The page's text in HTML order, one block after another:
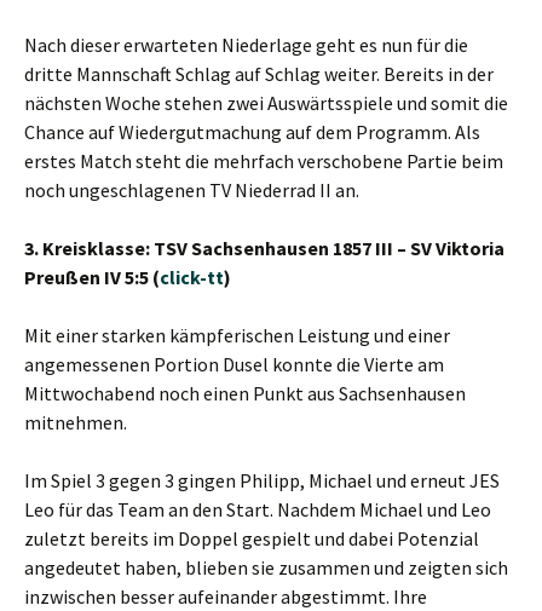
Nach dieser erwarteten Niederlage geht es nun für die
dritte Mannschaft Schlag auf Schlag weiter. Bereits in der
nächsten Woche stehen zwei Auswärtsspiele und somit die
Chance auf Wiedergutmachung auf dem Programm. Als
erstes Match steht die mehrfach verschobene Partie beim
noch ungeschlagenen TV Niederrad II an.
3. Kreisklasse: TSV Sachsenhausen 1857 III – SV Viktoria
Preußen IV 5:5 (click-tt)
Mit einer starken kämpferischen Leistung und einer
angemessenen Portion Dusel konnte die Vierte am
Mittwochabend noch einen Punkt aus Sachsenhausen
mitnehmen.
Im Spiel 3 gegen 3 gingen Philipp, Michael und erneut JES
Leo für das Team an den Start. Nachdem Michael und Leo
zuletzt bereits im Doppel gespielt und dabei Potenzial
angedeutet haben, blieben sie zusammen und zeigten sich
inzwischen besser aufeinander abgestimmt. Ihre